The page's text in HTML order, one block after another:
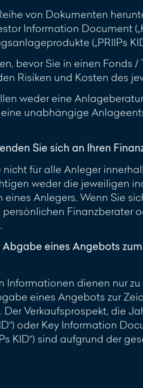
von Dokumenten
Information Document
(„PRIIPs
bevor Sie in einen Fonds /
Risiken und Kosten des
weder eine
unabhängige
Sie sich an Ihren
für alle Anleger
weder die jeweiligen
Anlegers. Wenn Sie
Finanzberater
eines Angebots
dienen nur
eines Angebots zur
Verkaufsprospekt, die
oder Key Information
KID“) sind aufgrund der